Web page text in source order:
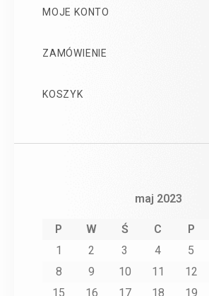
MOJE KONTO
ZAMÓWIENIE
KOSZYK
maj 2023
P W Ś C P
1
2 3 4 5
8
9 10 11 12
15
16 17 18 19